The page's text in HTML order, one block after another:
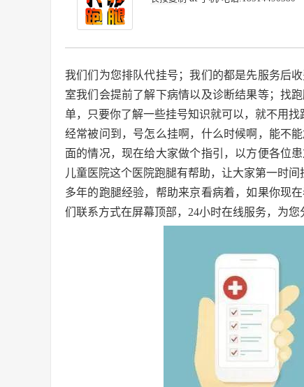
我们们为您排队代挂号；我们的都是先服务后
室我们会提前了解下病情以及诊断结果等；找
单，只要你了解一些挂号知识就可以，就不用
经常被问到，号怎么挂啊，什么时候啊，能不
面的情况，现在给大家做个指引，以方便各位
儿童医院这个医院跑腿有帮助，让大家第一时间
多年的跑腿经验，帮助来京看病着，如果你现
们联系方式在屏幕顶部，24小时在线服务，为您